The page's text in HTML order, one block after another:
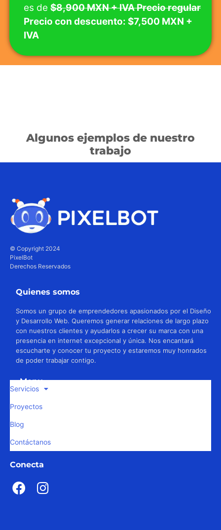
es de $8,900 MXN + IVA Precio regular
Precio con descuento: $7,500 MXN +
IVA
Algunos ejemplos de nuestro
trabajo
© Copyright 2024
PixelBot
Derechos Reservados
Quienes somos
Somos un grupo de emprendedores apasionados por el Diseño
y Desarrollo Web. Queremos generar relaciones de largo plazo
con nuestros clientes y ayudarlos a crecer su marca con una
presencia en internet excepcional y única. Nos encantará
escucharte y conocer tu proyecto y estaremos muy honrados
de poder trabajar contigo.
Menu
Servicios
Proyectos
Blog
Contáctanos
Conecta